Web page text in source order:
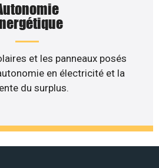
et les panneaux posés
en électricité et la
du surplus.